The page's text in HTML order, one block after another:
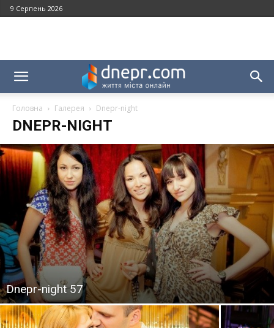
9 Серпень 2026
Головна Галерея Dnepr-night
DNEPR-NIGHT
Dnepr-night 57